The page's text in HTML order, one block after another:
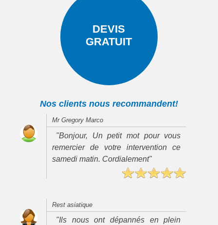
DEVIS
GRATUIT
Nos clients nous recommandent!
Mr Gregory Marco
"Bonjour, Un petit mot pour vous
remercier de votre intervention ce
samedi matin. Cordialement"
Rest asiatique
"Ils nous ont dépannés en plein